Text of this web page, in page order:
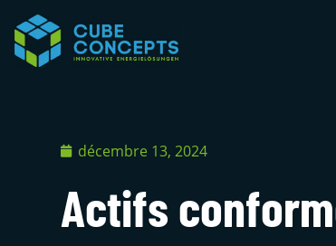
décembre 13, 2024
Actifs